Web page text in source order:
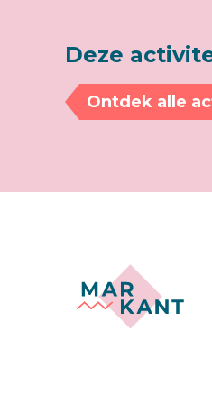
Deze
Ontdek alle